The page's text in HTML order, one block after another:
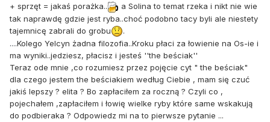
+ sprzęt = jakaś porażka..
a Solina to temat rzeka i nikt nie wie
tak naprawdę gdzie jest ryba..choć podobno tacy byli ale niestety
tajemnicę zabrali do grobu
.
....Kolego Yelcyn żadna filozofia..Kroku płaci za łowienie na Os-ie i
ma wyniki..jedziesz, płacisz i jesteś ''the beściak''
Teraz ode mnie ,co rozumiesz przez pojęcie cyt " the beściak"
dla czego jestem the beściakiem według Ciebie , mam się czuć
jakiś lepszy ? elita ? Bo zapłaciłem za roczną ? Czyli co ,
pojechałem ,zapłaciłem i łowię wielke ryby które same wskakują
do podbieraka ? Odpowiedz mi na to pierwsze pytanie ...